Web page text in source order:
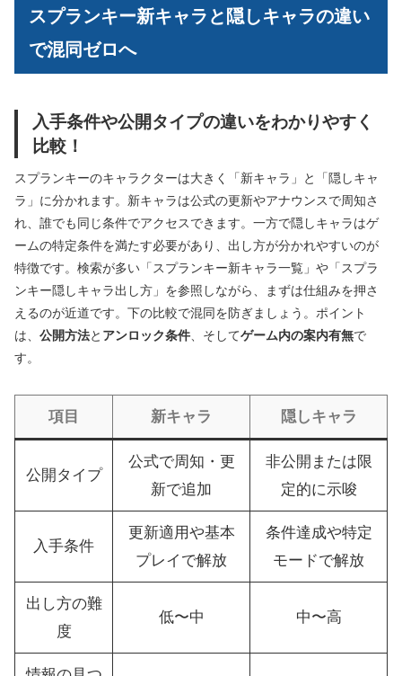
スプランキー新キャラと隠しキャラの違い
で混同ゼロへ
入手条件や公開タイプの違いをわかりやすく
比較！
スプランキーのキャラクターは大きく「新キャラ」と「隠しキャ
ラ」に分かれます。新キャラは公式の更新やアナウンスで周知さ
れ、誰でも同じ条件でアクセスできます。一方で隠しキャラはゲ
ームの特定条件を満たす必要があり、出し方が分かれやすいのが
特徴です。検索が多い「スプランキー新キャラ一覧」や「スプラ
ンキー隠しキャラ出し方」を参照しながら、まずは仕組みを押さ
えるのが近道です。下の比較で混同を防ぎましょう。ポイント
は、 公開方法と アンロック条件、そしてゲーム内の案内有無で
す。
項目 新キャラ 隠しキャラ
公開タイプ
公式で周知・更
新で追加
非公開または限
定的に示唆
入手条件
更新適用や基本
プレイで解放
条件達成や特定
モードで解放
出し方の難
度
低〜中 中〜高